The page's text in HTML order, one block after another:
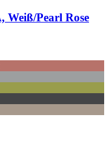
Weiß/Pearl Rose